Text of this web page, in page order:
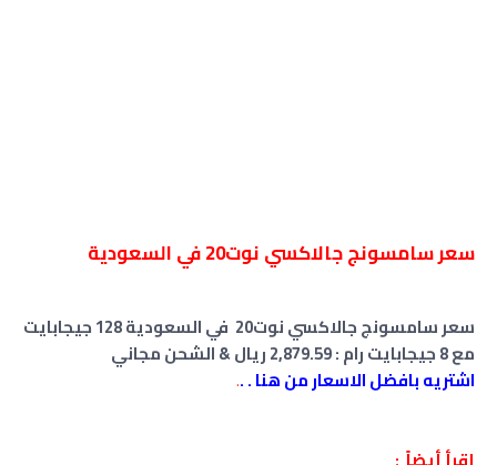
سعر سامسونج جالاكسي نوت20 في السعودية
سعر سامسونج جالاكسي نوت20 في السعودية 128 جيجابايت
مع 8 جيجابايت رام : 2,879.59 ريال & الشحن مجاني
اشتريه بافضل الاسعار من هنا . ..